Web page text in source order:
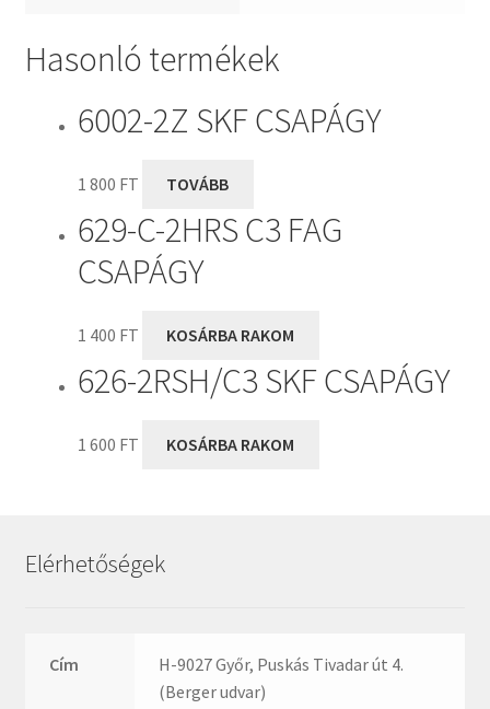
Hasonló termékek
6002-2Z SKF CSAPÁGY
1 800 FT TOVÁBB
629-C-2HRS C3 FAG
CSAPÁGY
1 400 FT KOSÁRBA RAKOM
626-2RSH/C3 SKF CSAPÁGY
1 600 FT KOSÁRBA RAKOM
Elérhetőségek
Cím
H-9027 Győr, Puskás Tivadar út 4.
(Berger udvar)